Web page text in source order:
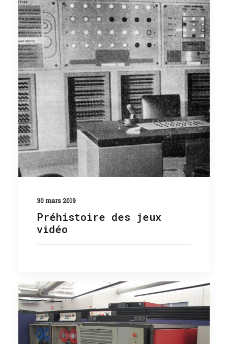
30 mars 2019
Préhistoire des jeux
vidéo